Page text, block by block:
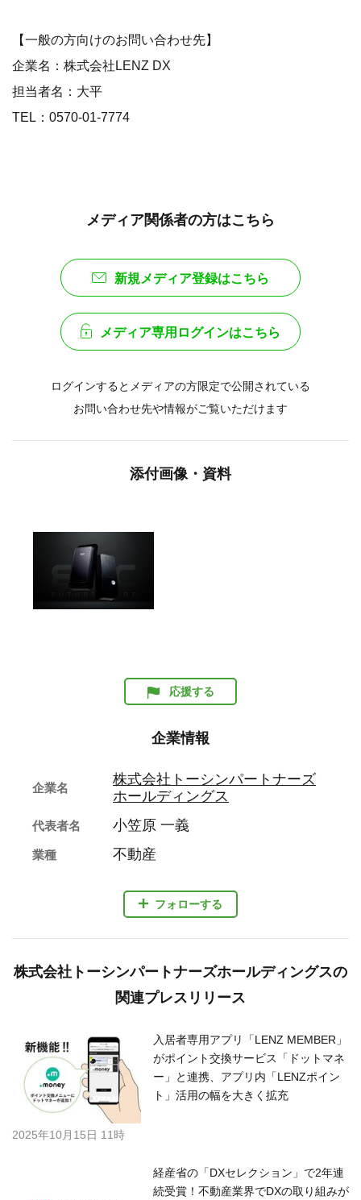
【一般の方向けのお問い合わせ先】
企業名：株式会社LENZ DX
担当者名：大平
TEL：0570-01-7774
メディア関係者の方はこちら
新規メディア登録はこちら
メディア専用ログインはこちら
ログインするとメディアの方限定で公開されている
お問い合わせ先や情報がご覧いただけます
添付画像・資料
応援する
企業情報
フォローする
企業名
株式会社トーシンパートナーズ
ホールディングス
代表者名 小笠原 一義
業種 不動産
株式会社トーシンパートナーズホールディングスの
関連プレスリリース
入居者専用アプリ「LENZ MEMBER」
がポイント交換サービス「ドットマネ
ー」と連携、アプリ内「LENZポイン
ト」活用の幅を大きく拡充
2025年10月15日 11時
経産省の「DXセレクション」で2年連
続受賞！不動産業界でDXの取り組みが